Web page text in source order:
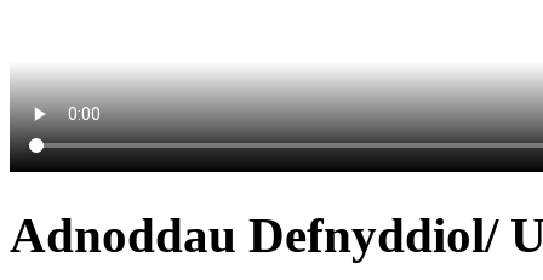
Adnoddau Defnyddiol/